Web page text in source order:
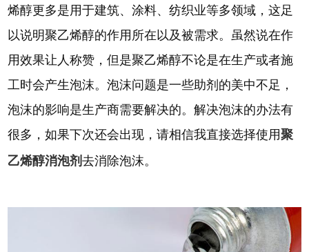
烯醇更多是用于建筑、涂料、纺织业等多领域，这足
以说明聚乙烯醇的作用所在以及被需求。虽然说在作
用效果让人称赞，但是聚乙烯醇不论是在生产或者施
工时会产生泡沫。泡沫问题是一些助剂的美中不足，
泡沫的影响是生产商需要解决的。解决泡沫的办法有
很多，如果下次还会出现，请相信我直接选择使用聚
乙烯醇消泡剂去消除泡沫。